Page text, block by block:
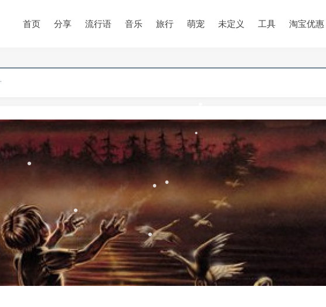
首页 分享 流行语 音乐 旅行 萌宠 未定义 工具 淘宝优惠
•
•
•
•
•
•
•
•